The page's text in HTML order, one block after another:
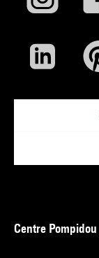
Centre Pompidou